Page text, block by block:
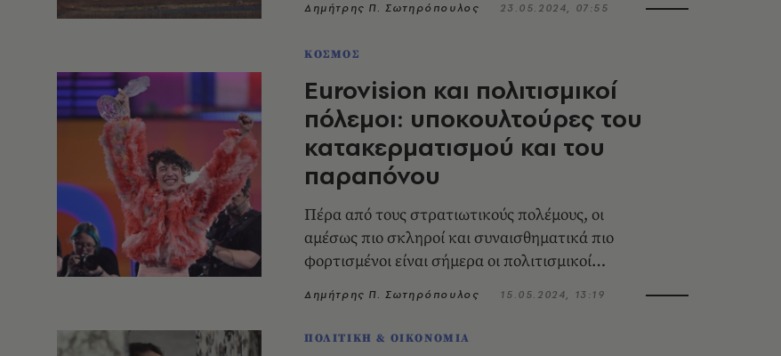
παγίδα των ακραίων φωνών
Δημήτρης Π. Σωτηρόπουλος 23.05.2024, 07:55
ΚΟΣΜΟΣ
Eurovision και πολιτισμικοί
πόλεμοι: υποκουλτούρες του
κατακερματισμού και του
παραπόνου
Πέρα από τους στρατιωτικούς πολέμους, οι
αμέσως πιο σκληροί και συναισθηματικά πιο
φορτισμένοι είναι σήμερα οι πολιτισμικοί
Δημήτρης Π. Σωτηρόπουλος 15.05.2024, 13:19
ΠΟΛΙΤΙΚΗ & ΟΙΚΟΝΟΜΙΑ